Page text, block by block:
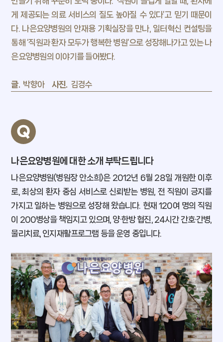
MOEL 뉴스
팩트풀니스
잡, MBTI
게 제공되는 의료 서비스의 질도 높아질 수 있다’고 믿기 때문이
다. 나은요양병원의 안재용 기획실장을 만나, 일터혁신 컨설팅을
통해 ‘직원과 환자 모두가 행복한 병원’으로 성장해나가고 있는 나
은요양병원의 이야기를 들어봤다.
글. 박향아 사진. 김경수
나은요양병원에 대한 소개 부탁드립니다
나은요양병원(병원장 안소희)은 2012년 6월 28일 개원한 이후
로, 최상의 환자 중심 서비스로 신뢰받는 병원, 전 직원이 긍지를
가지고 일하는 병원으로 성장해 왔습니다. 현재 120여 명의 직원
이 200병상을 책임지고 있으며, 양·한방 협진, 24시간 간호·간병,
물리치료, 인지재활프로그램 등을 운영 중입니다.